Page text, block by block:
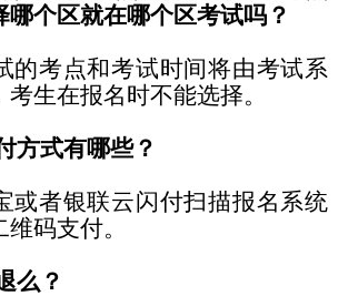
哪个区就在哪个区考试吗？
的考点和考试时间将由考试系
生在报名时不能选择。
方式有哪些？
或者银联云闪付扫描报名系统
维码支付。
么？